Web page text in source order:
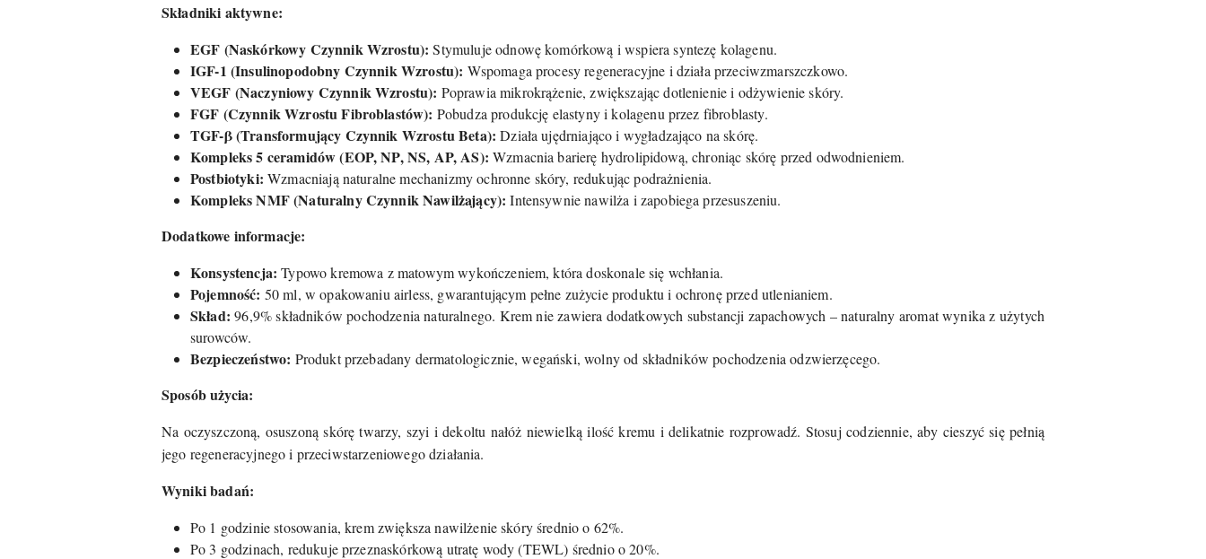
Składniki aktywne:
EGF (Naskórkowy Czynnik Wzrostu): Stymuluje odnowę komórkową i wspiera syntezę kolagenu.
IGF-1 (Insulinopodobny Czynnik Wzrostu): Wspomaga procesy regeneracyjne i działa przeciwzmarszczkowo.
VEGF (Naczyniowy Czynnik Wzrostu): Poprawia mikrokrążenie, zwiększając dotlenienie i odżywienie skóry.
FGF (Czynnik Wzrostu Fibroblastów): Pobudza produkcję elastyny i kolagenu przez fibroblasty.
TGF-β (Transformujący Czynnik Wzrostu Beta): Działa ujędrniająco i wygładzająco na skórę.
Kompleks 5 ceramidów (EOP, NP, NS, AP, AS): Wzmacnia barierę hydrolipidową, chroniąc skórę przed odwodnieniem.
Postbiotyki: Wzmacniają naturalne mechanizmy ochronne skóry, redukując podrażnienia.
Kompleks NMF (Naturalny Czynnik Nawilżający): Intensywnie nawilża i zapobiega przesuszeniu.
Dodatkowe informacje:
Konsystencja: Typowo kremowa z matowym wykończeniem, która doskonale się wchłania.
Pojemność: 50 ml, w opakowaniu airless, gwarantującym pełne zużycie produktu i ochronę przed utlenianiem.
Skład: 96,9% składników pochodzenia naturalnego. Krem nie zawiera dodatkowych substancji zapachowych – naturalny aromat wynika z użytych
surowców.
Bezpieczeństwo: Produkt przebadany dermatologicznie, wegański, wolny od składników pochodzenia odzwierzęcego.
Sposób użycia:
Na oczyszczoną, osuszoną skórę twarzy, szyi i dekoltu nałóż niewielką ilość kremu i delikatnie rozprowadź. Stosuj codziennie, aby cieszyć się pełnią
jego regeneracyjnego i przeciwstarzeniowego działania.
Wyniki badań:
Po 1 godzinie stosowania, krem zwiększa nawilżenie skóry średnio o 62%.
Po 3 godzinach, redukuje przeznaskórkową utratę wody (TEWL) średnio o 20%.